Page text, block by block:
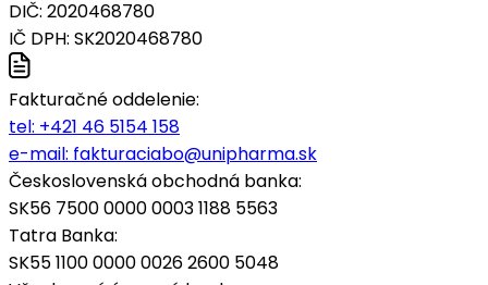
DIČ: 2020468780
IČ DPH: SK2020468780
Fakturačné oddelenie:
tel: +421 46 5154 158
e-mail: fakturaciabo@unipharma.sk
Československá obchodná banka:
SK56 7500 0000 0003 1188 5563
Tatra Banka:
SK55 1100 0000 0026 2600 5048